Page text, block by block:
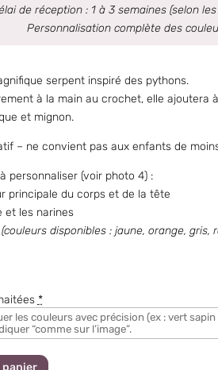
de réception : 1 à 3 semaines (selon
Personnalisation complète des
serpent inspiré des pythons.
à la main au crochet, elle ajoutera
et mignon.
– ne convient pas aux enfants de
personnaliser (voir photo 4) :
principale du corps et de la tête
et les narines
(couleurs disponibles : jaune, orange, gris,
*